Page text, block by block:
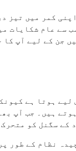
کمر میں تیز
سے عام شکایات
جن کے لیے آپ
ہوتا ہے
ہیں۔ جب آپ
کے سگنل کو
نظام کے طور